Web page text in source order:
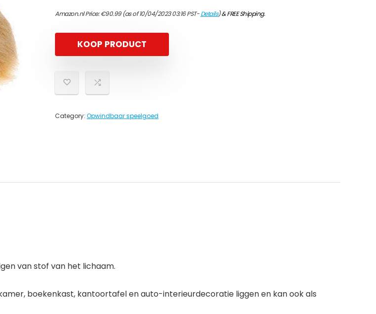
Amazon.nl Price:€90.99(as of 10/04/2023 03:16 PST-Details)&FREE Shipping.
KOOP PRODUCT
Category: Opwindbaar speelgoed
van stof van het lichaam.
boekenkast, kantoortafel en auto-interieurdecoratie liggen en kan ook als